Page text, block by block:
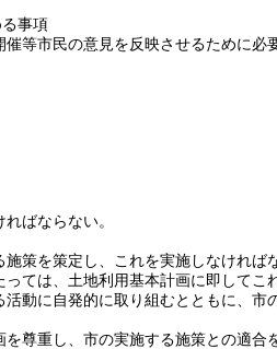
事項
等市民の意見を反映させるために必
ばならない。
策を策定し、これを実施しなければ
ては、土地利用基本計画に即してこ
動に自発的に取り組むとともに、市
尊重し、市の実施する施策との適合